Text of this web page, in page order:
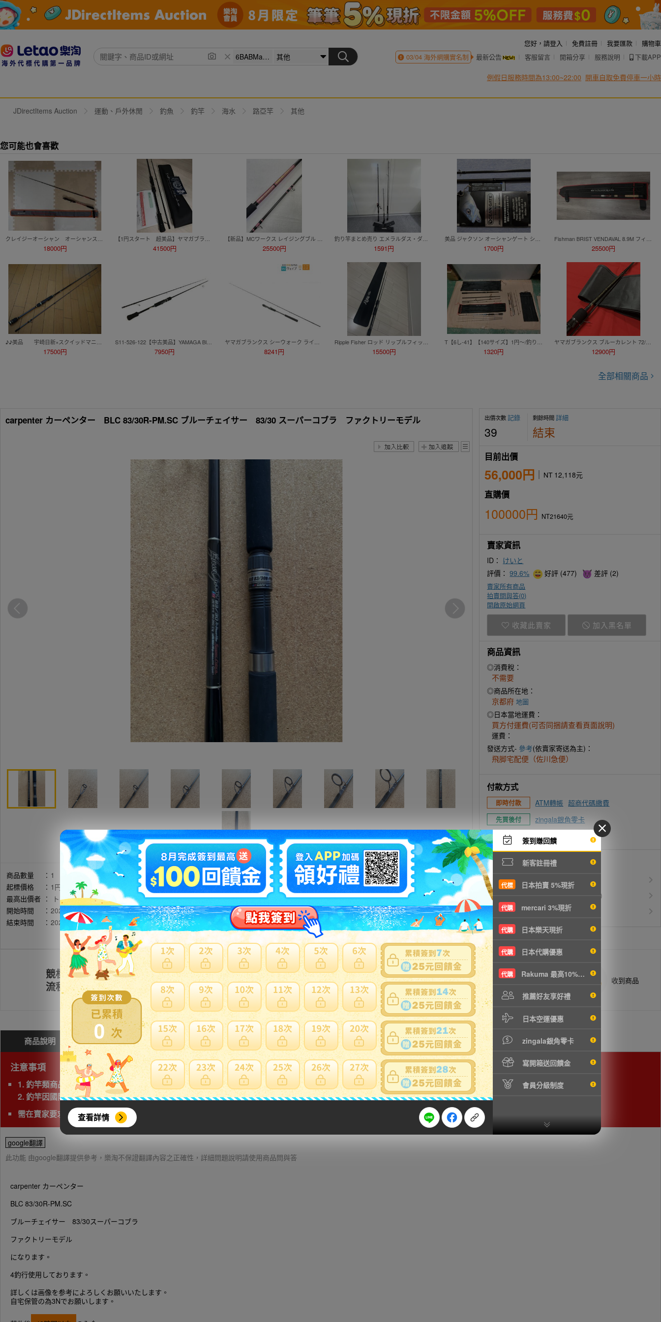
0
查看詳情
簽到賺回饋
新客註冊禮
代標 日本拍賣 5%現折
代購 mercari 3%現折
代購 日本樂天現折
代購 日本代購優惠
代購 Rakuma 最高10%現折
推薦好友享好禮
日本空運優惠
zingala銀角零卡
寫開箱送回饋金
會員分級制度
您好， 請登入 免費註冊 我要匯款
購物車
03/04海外網購實名制 最新公告 客服留言 開箱分享 服務說明 下載APP
例假日服務時間為13:00~22:00 開車自取免費停車一小時
JDirectItems Auction 運動、戶外休閒 釣魚 釣竿 海水 路亞竿 其他
您可能也會喜歡
18000円 41500円 25500円 1591円 1700円 25500円
17500円 7950円 8241円 15500円 1320円
ヤマガブランクス ブルーカレント 72/TZ 美品 コーティング済 検）アジング メバリング 宵姫 月下美人 ソアレ ティクト コルト スペリオル
12900円
全部相關商品
carpenter カーペンター BLC 83/30R-PM.SC ブルーチェイサー 83/30 スーパーコブラ ファクトリーモデル
商品數量 ： 1
起標價格
： 1円
最高出價者 ：
トンポー / 評價:3160
開始時間
： 2026年05月09日 15時16分(台灣時間)
結束時間
： 2026年05月16日 21時20分(台灣時間)
拍賣編號 ： d1229305087
商品新舊
： 在描述中說明(說明)
自動延長
：有
認証限制
：否
提前結束
：有
可否退貨
：否
出價次數記錄
39
剩餘時間詳細
結束
目前出價
56,000円 NT 12,118元
直購價
100000円 NT21640元
賣家資訊
ID： けいと
評價：99.6% 好評 (477) 差評 (2)
賣家所有商品
拍賣問與答(0)
開啟原始網頁
收藏此賣家 加入黑名單
商品資訊
◎消費稅：
不需要
◎商品所在地：
京都府 地圖
◎日本當地運費：
買方付運費(可否同捆請查看頁面說明)
運費：
發送方式- 參考(依賣家寄送為主)：
飛脚宅配便（佐川急便）
付款方式
即時付款 ATM轉帳 超商代碼繳費
先買後付 zingala銀角零卡
信用卡付款
優惠活動
免服務費 所有訂單服務費$0
空運優惠 運費$150/KG起(以克計價)
VIP會員 白金會員升等優惠
競標
流程
註冊會員 出價競標 得標填寫委託單 商品抵台通知出貨 收到商品
商品說明 問與答(0) 費用試算 問題商品反映流程
注意事項
1. 釣竿類商品，若三邊長度總和超過180cm以上為大型商品，使用空運會產生材積費用與其他費用，使用海運則無其他費用。
2. 釣竿因國際運送經常發生破損，因此若非紙箱包裝，日本會主動加一個紙箱包裝，會增加國際運費。
需在賣家要求時間完成匯款
google翻譯
此功能 由google翻譯提供參考，樂淘不保證翻譯內容之正確性，詳細問題說明請使用商品問與答
carpenter カーペンター
BLC 83/30R-PM.SC
ブルーチェイサー 83/30スーパーコブラ
ファクトリーモデル
になります。
4釣行使用しております。
詳しくは画像を参考によろしくお願いいたします。
自宅保管の為3Nでお願いします。